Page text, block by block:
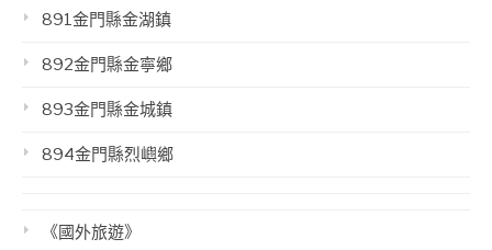
891金門縣金湖鎮
892金門縣金寧鄉
893金門縣金城鎮
894金門縣烈嶼鄉
《國外旅遊》